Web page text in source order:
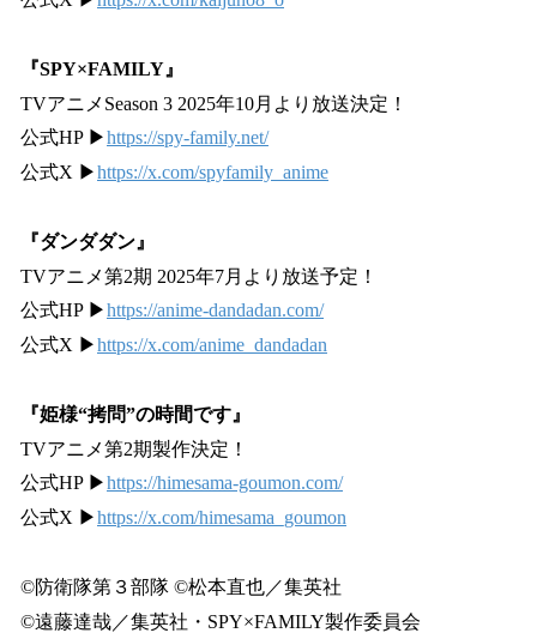
『SPY×FAMILY』
TVアニメSeason 3 2025年10月より放送決定！
公式HP ▶https://spy-family.net/
公式X ▶https://x.com/spyfamily_anime
『ダンダダン』
TVアニメ第2期 2025年7月より放送予定！
公式HP ▶https://anime-dandadan.com/
公式X ▶https://x.com/anime_dandadan
『姫様“拷問”の時間です』
TVアニメ第2期製作決定！
公式HP ▶https://himesama-goumon.com/
公式X ▶https://x.com/himesama_goumon
©防衛隊第３部隊 ©松本直也／集英社
©遠藤達哉／集英社・SPY×FAMILY製作委員会